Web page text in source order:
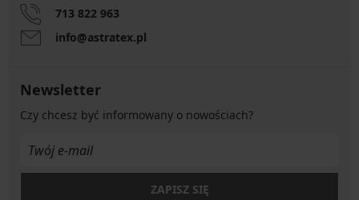
713 822 963
info@astratex.pl
Newsletter
Czy chcesz być informowany o nowościach?
ZAPISZ SIĘ